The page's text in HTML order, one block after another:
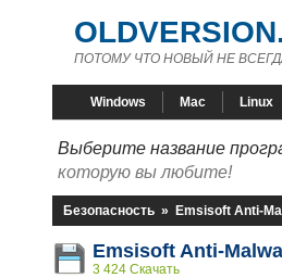
ПОТОМУ ЧТО НОВЫЙ НЕ
Windows Mac Linux
Выберите название
которую вы любите!
Безопасность » Emsisoft Anti-
Emsisoft Anti-
3 424 Скачать